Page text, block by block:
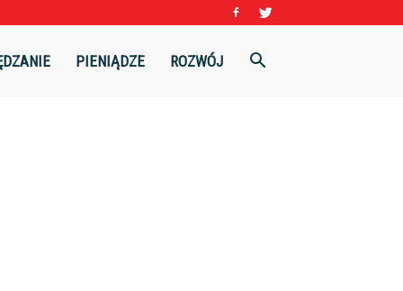
PIENIĄDZE ROZWÓJ